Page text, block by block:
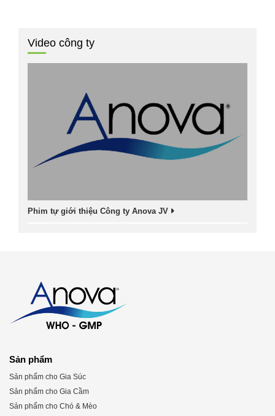
Video công ty
Phim tự giới thiệu Công ty Anova JV
Sản phẩm
Sản phẩm cho Gia Súc
Sản phẩm cho Gia Cầm
Sản phẩm cho Chó & Mèo